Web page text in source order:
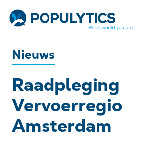
Nieuws
Raadpleging
Vervoerregio
Amsterdam